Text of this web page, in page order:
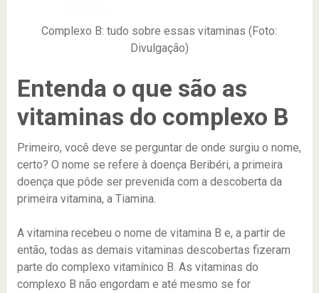
Complexo B: tudo sobre essas vitaminas (Foto:
Divulgação)
Entenda o que são as
vitaminas do complexo B
Primeiro, você deve se perguntar de onde surgiu o nome,
certo? O nome se refere à doença Beribéri, a primeira
doença que pôde ser prevenida com a descoberta da
primeira vitamina, a Tiamina.
A vitamina recebeu o nome de vitamina B e, a partir de
então, todas as demais vitaminas descobertas fizeram
parte do complexo vitamínico B. As vitaminas do
complexo B não engordam e até mesmo se for